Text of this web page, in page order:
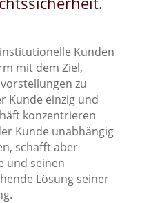
Kunden
mit dem Ziel,
zu
Kunde einzig und
konzentrieren
Kunde unabhängig
schafft aber
und seinen
Lösung seiner